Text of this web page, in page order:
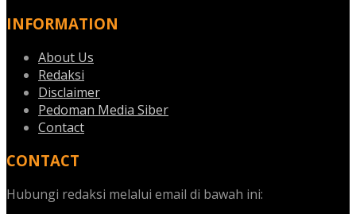
INFORMATION
About Us
Redaksi
Disclaimer
Pedoman Media Siber
Contact
CONTACT
Hubungi redaksi melalui email di bawah ini: